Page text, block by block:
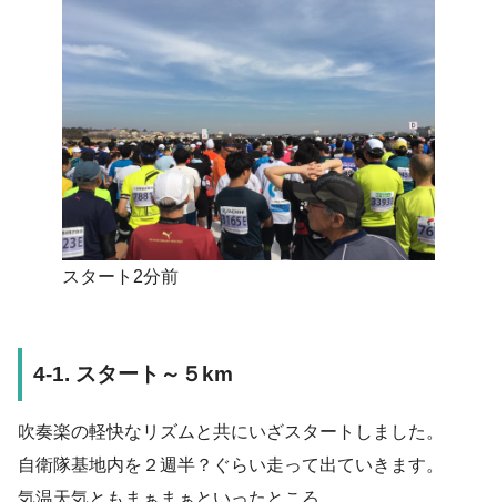
スタート2分前
4-1. スタート～５km
吹奏楽の軽快なリズムと共にいざスタートしました。
自衛隊基地内を２週半？ぐらい走って出ていきます。
気温天気ともまぁまぁといったところ。